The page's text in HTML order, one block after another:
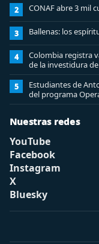
2 CONAF abre 3 mil
3 Ballenas: los
4
Colombia registra
de la investidura
5
Estudiantes de
del programa
Nuestras redes
YouTube
Facebook
Instagram
X
Bluesky